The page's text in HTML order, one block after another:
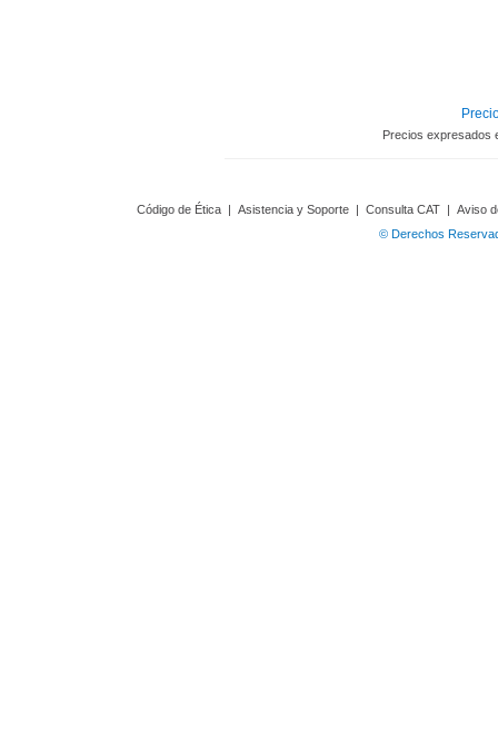
Precios expresados
Código de Ética | Asistencia y Soporte | Consulta CAT | Aviso
© Derechos